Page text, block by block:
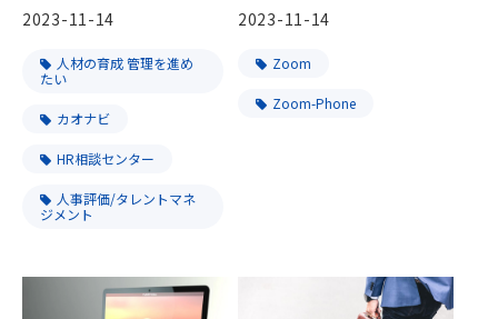
2023-11-14
人材の育成 管理を進め
たい
カオナビ
HR相談センター
人事評価/タレントマネ
ジメント
2023-11-14
Zoom
Zoom-Phone